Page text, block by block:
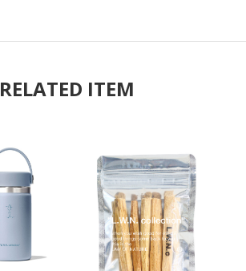
RELATED ITEM